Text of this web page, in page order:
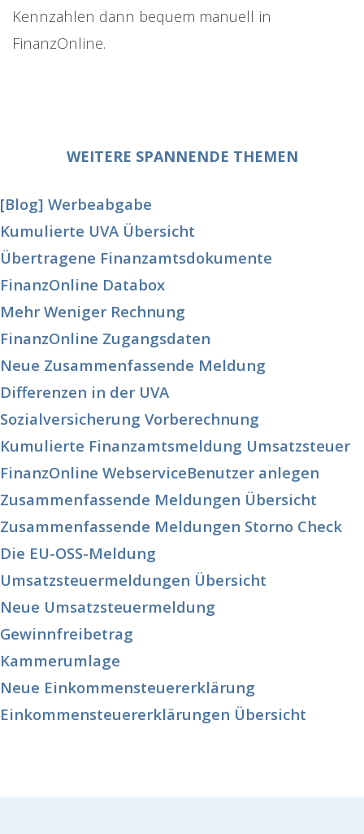
Kennzahlen dann bequem manuell in
FinanzOnline.
WEITERE SPANNENDE THEMEN
[Blog] Werbeabgabe
Kumulierte UVA Übersicht
Übertragene Finanzamtsdokumente
FinanzOnline Databox
Mehr Weniger Rechnung
FinanzOnline Zugangsdaten
Neue Zusammenfassende Meldung
Differenzen in der UVA
Sozialversicherung Vorberechnung
Kumulierte Finanzamtsmeldung Umsatzsteuer
FinanzOnline WebserviceBenutzer anlegen
Zusammenfassende Meldungen Übersicht
Zusammenfassende Meldungen Storno Check
Die EU-OSS-Meldung
Umsatzsteuermeldungen Übersicht
Neue Umsatzsteuermeldung
Gewinnfreibetrag
Kammerumlage
Neue Einkommensteuererklärung
Einkommensteuererklärungen Übersicht